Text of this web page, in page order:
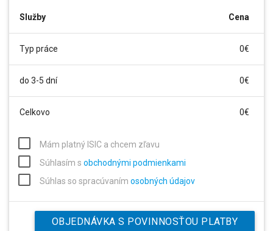
Služby Cena
Typ práce 0€
do 3-5 dní 0€
Celkovo 0€
Mám platný ISIC a chcem zľavu
Súhlasím s obchodnými podmienkami
Súhlas so spracúvaním osobných údajov
OBJEDNÁVKA S POVINNOSŤOU PLATBY